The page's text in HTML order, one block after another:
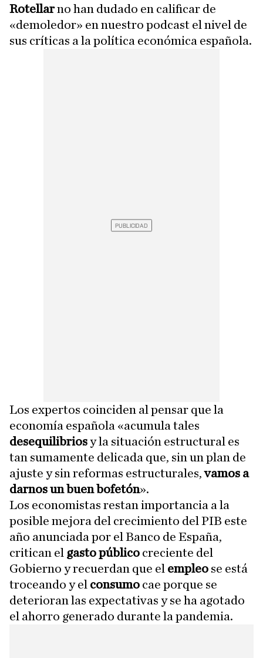
Rotellarno han dudado en calificar de
«demoledor» en nuestro podcast el nivel de
sus críticas a la política económica española.
Los expertos coinciden al pensar que la
economía española «acumula tales
desequilibriosy la situación estructural es
tan sumamente delicada que, sin un plan de
ajuste y sin reformas estructurales,vamos a
darnos un buen bofetón».
Los economistas restan importancia a la
posible mejora del crecimiento del PIB este
año anunciada por el Banco de España,
critican el gasto público creciente del
Gobierno y recuerdan que el empleo se está
troceando y el consumo cae porque se
deterioran las expectativas y se ha agotado
el ahorro generado durante la pandemia.